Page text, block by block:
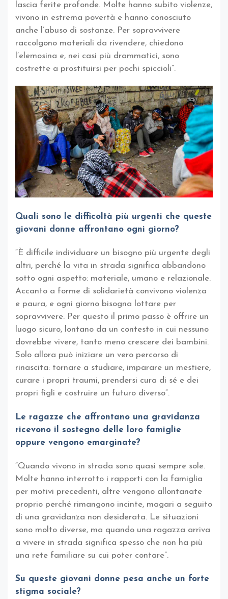
lascia ferite profonde. Molte hanno subito violenze,
vivono in estrema povertà e hanno conosciuto
anche l’abuso di sostanze. Per sopravvivere
raccolgono materiali da rivendere, chiedono
l’elemosina e, nei casi più drammatici, sono
costrette a prostituirsi per pochi spiccioli”.
Quali sono le difficoltà più urgenti che queste
giovani donne affrontano ogni giorno?
“È difficile individuare un bisogno più urgente degli
altri, perché la vita in strada significa abbandono
sotto ogni aspetto: materiale, umano e relazionale.
Accanto a forme di solidarietà convivono violenza
e paura, e ogni giorno bisogna lottare per
sopravvivere. Per questo il primo passo è offrire un
luogo sicuro, lontano da un contesto in cui nessuno
dovrebbe vivere, tanto meno crescere dei bambini.
Solo allora può iniziare un vero percorso di
rinascita: tornare a studiare, imparare un mestiere,
curare i propri traumi, prendersi cura di sé e dei
propri figli e costruire un futuro diverso”.
Le ragazze che affrontano una gravidanza
ricevono il sostegno delle loro famiglie
oppure vengono emarginate?
“Quando vivono in strada sono quasi sempre sole.
Molte hanno interrotto i rapporti con la famiglia
per motivi precedenti, altre vengono allontanate
proprio perché rimangono incinte, magari a seguito
di una gravidanza non desiderata. Le situazioni
sono molto diverse, ma quando una ragazza arriva
a vivere in strada significa spesso che non ha più
una rete familiare su cui poter contare”.
Su queste giovani donne pesa anche un forte
stigma sociale?